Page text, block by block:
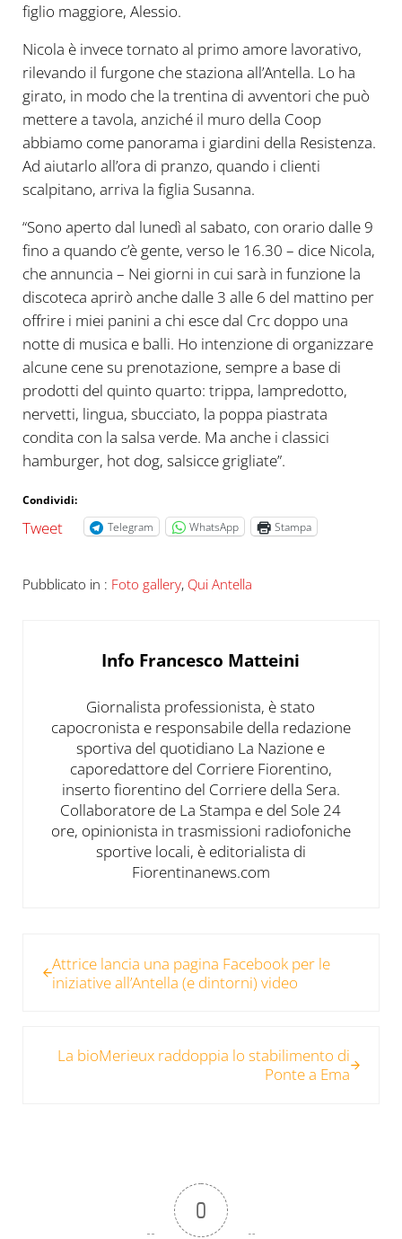
figlio maggiore, Alessio.
Nicola è invece tornato al primo amore lavorativo,
rilevando il furgone che staziona all’Antella. Lo ha
girato, in modo che la trentina di avventori che può
mettere a tavola, anziché il muro della Coop
abbiamo come panorama i giardini della Resistenza.
Ad aiutarlo all’ora di pranzo, quando i clienti
scalpitano, arriva la figlia Susanna.
“Sono aperto dal lunedì al sabato, con orario dalle 9
fino a quando c’è gente, verso le 16.30 – dice Nicola,
che annuncia – Nei giorni in cui sarà in funzione la
discoteca aprirò anche dalle 3 alle 6 del mattino per
offrire i miei panini a chi esce dal Crc doppo una
notte di musica e balli. Ho intenzione di organizzare
alcune cene su prenotazione, sempre a base di
prodotti del quinto quarto: trippa, lampredotto,
nervetti, lingua, sbucciato, la poppa piastrata
condita con la salsa verde. Ma anche i classici
hamburger, hot dog, salsicce grigliate”.
Condividi:
Tweet Telegram WhatsApp Stampa
Pubblicato in : Foto gallery, Qui Antella
Info Francesco Matteini
Giornalista professionista, è stato
capocronista e responsabile della redazione
sportiva del quotidiano La Nazione e
caporedattore del Corriere Fiorentino,
inserto fiorentino del Corriere della Sera.
Collaboratore de La Stampa e del Sole 24
ore, opinionista in trasmissioni radiofoniche
sportive locali, è editorialista di
Fiorentinanews.com
Attrice lancia una pagina Facebook per le
iniziative all’Antella (e dintorni) video
La bioMerieux raddoppia lo stabilimento di
Ponte a Ema
0